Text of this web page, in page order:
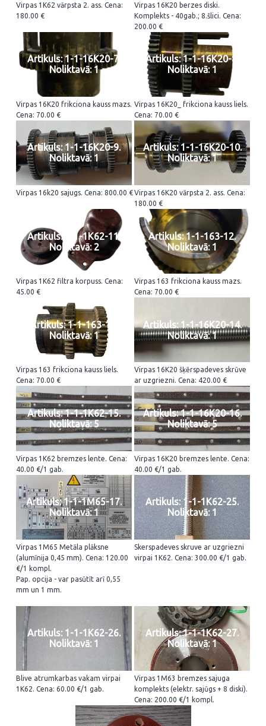
Virpas 1K62 vārpsta 2. ass. Cena:
180.00 €
Virpas 16K20 berzes diski.
Komplekts - 40gab.; 8.šlici. Cena:
200.00 €
Artikuls: 1-1-16K20-7.
Noliktavā: 1
Virpas 16K20 frikciona kauss mazs.
Cena: 70.00 €
Artikuls: 1-1-16K20-8.
Noliktavā: 1
Virpas 16K20_ frikciona kauss liels.
Cena: 70.00 €
Artikuls: 1-1-16K20-9.
Noliktavā: 1
Virpas 16k20 sajugs. Cena: 800.00 €
Artikuls: 1-1-16K20-10.
Noliktavā: 1
Virpas 16K20 vārpsta 2. ass. Cena:
180.00 €
Artikuls: 1-1-1K62-11.
Noliktavā: 2
Virpas 1K62 filtra korpuss. Cena:
45.00 €
Artikuls: 1-1-163-12.
Noliktavā: 1
Virpas 163 frikciona kauss mazs.
Cena: 70.00 €
Artikuls: 1-1-163-13.
Noliktavā: 1
Virpas 163 frikciona kauss liels.
Cena: 70.00 €
Artikuls: 1-1-16K20-14.
Noliktavā: 1
Virpas 16K20 šķērspadeves skrūve
ar uzgriezni. Cena: 420.00 €
Artikuls: 1-1-1K62-15.
Noliktavā: 5
Virpas 1K62 bremzes lente. Cena:
40.00 €/1 gab.
Artikuls: 1-1-16K20-16.
Noliktavā: 5
Virpas 16K20 bremzes lente. Cena:
40.00 €/1 gab.
Artikuls: 1-1-1M65-17.
Noliktavā: 1
Virpas 1M65 Metāla plāksne
(alumīnija 0,45 mm). Cena: 120.00
€/1 kompl.
Pap. opcija - var pasūtīt arī 0,55
mm un 1 mm.
Artikuls: 1-1-1K62-25.
Noliktavā: 1
Skerspadeves skruve ar uzgriezni
virpai 1K62. Cena: 300.00 €/1 gab.
Artikuls: 1-1-1K62-26.
Noliktavā: 1
Blive atrumkarbas vakam virpai
1K62. Cena: 60.00 €/1 gab.
Artikuls: 1-1-1K62-27.
Noliktavā: 1
Virpas 1M63 bremzes sajuga
komplekts (elektr. sajūgs + 8 diski).
Cena: 200.00 €/1 kompl.